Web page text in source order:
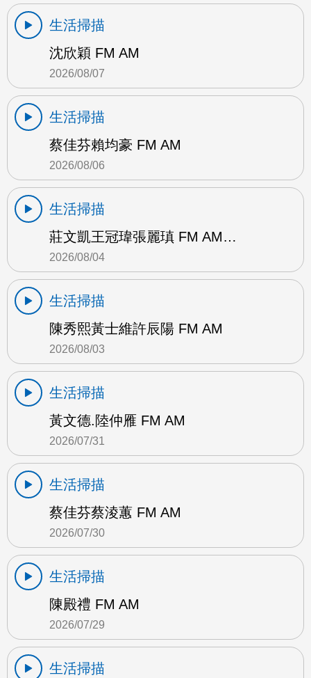
生活掃描
沈欣穎 FM AM
2026/08/07
生活掃描
蔡佳芬賴均豪 FM AM
2026/08/06
生活掃描
莊文凱王冠瑋張麗瑱 FM AM…
2026/08/04
生活掃描
陳秀熙黃士維許辰陽 FM AM
2026/08/03
生活掃描
黃文德.陸仲雁 FM AM
2026/07/31
生活掃描
蔡佳芬蔡淩蕙 FM AM
2026/07/30
生活掃描
陳殿禮 FM AM
2026/07/29
生活掃描